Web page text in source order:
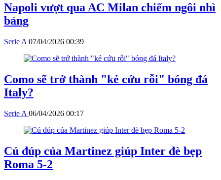
Napoli vượt qua AC Milan chiếm ngôi nhì
bảng
Serie A 07/04/2026 00:39
Como sẽ trở thành "kẻ cứu rỗi" bóng đá
Italy?
Serie A 06/04/2026 00:17
Cú đúp của Martinez giúp Inter đè bẹp
Roma 5-2